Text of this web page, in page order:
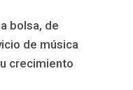
bolsa, de
de música
crecimiento